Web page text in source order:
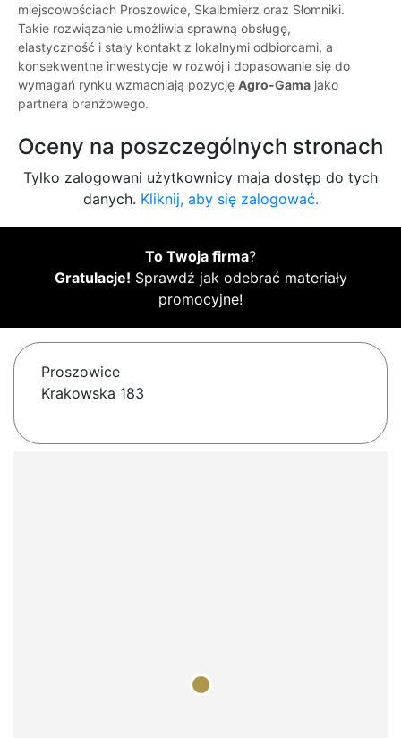
miejscowościach Proszowice, Skalbmierz oraz Słomniki.
Takie rozwiązanie umożliwia sprawną obsługę,
elastyczność i stały kontakt z lokalnymi odbiorcami, a
konsekwentne inwestycje w rozwój i dopasowanie się do
wymagań rynku wzmacniają pozycję Agro-Gama jako
partnera branżowego.
Oceny na poszczególnych stronach
Tylko zalogowani użytkownicy maja dostęp do tych
danych. Kliknij, aby się zalogować.
To Twoja firma?
Gratulacje! Sprawdź jak odebrać materiały
promocyjne!
Proszowice
Krakowska 183